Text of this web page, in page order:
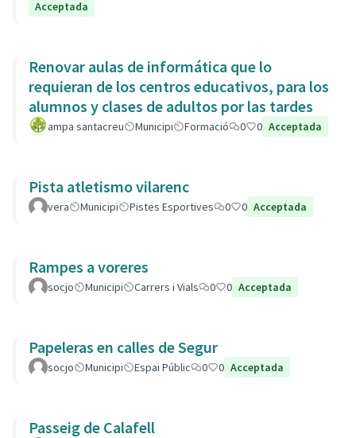
Acceptada
Renovar aulas de informática que lo
requieran de los centros educativos, para los
alumnos y clases de adultos por las tardes
ampa santacreu Municipi Formació 0 0 Acceptada
Pista atletismo vilarenc
vera Municipi Pistes Esportives 0 0 Acceptada
Rampes a voreres
socjo Municipi Carrers i Vials 0 0 Acceptada
Papeleras en calles de Segur
socjo Municipi Espai Públic 0 0 Acceptada
Passeig de Calafell